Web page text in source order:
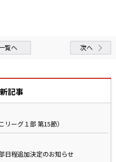
覧へ 次へ
記事
ーグ１部 第15節）
日程追加決定のお知らせ